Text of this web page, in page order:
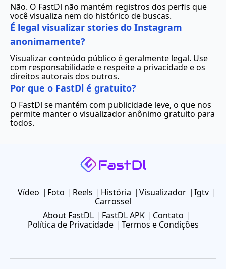
Não. O FastDl não mantém registros dos perfis que
você visualiza nem do histórico de buscas.
É legal visualizar stories do Instagram
anonimamente?
Visualizar conteúdo público é geralmente legal. Use
com responsabilidade e respeite a privacidade e os
direitos autorais dos outros.
Por que o FastDl é gratuito?
O FastDl se mantém com publicidade leve, o que nos
permite manter o visualizador anônimo gratuito para
todos.
Vídeo Foto Reels História Visualizador
Igtv
Carrossel
About FastDL
FastDL APK
Contato
Política de Privacidade
Termos e Condições